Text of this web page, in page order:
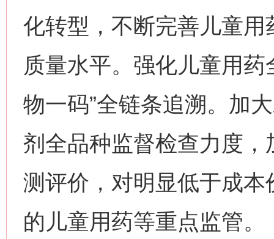
化转型，不断完善儿童
质量水平。强化儿童用
物一码”全链条追溯。加
剂全品种监督检查力度
测评价，对明显低于成
的儿童用药等重点监管。